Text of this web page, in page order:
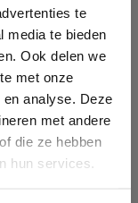
te
media te bieden
Ook delen we
met onze
analyse. Deze
met andere
die ze hebben
hun services.
loopt over het
u lekker gaan
er dan gelijk een
in Volendam